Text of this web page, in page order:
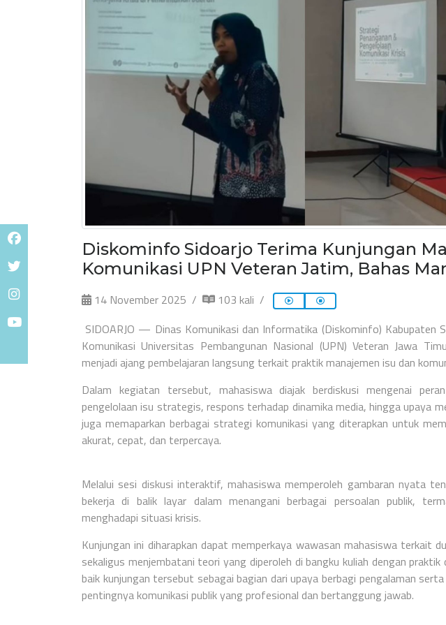
Diskominfo Sidoarjo Terima Kunjungan
Komunikasi UPN Veteran Jatim, Bahas
14 November 2025
103 kali
SIDOARJO — Dinas Komunikasi dan Informatika (Diskominfo) Kabupaten
Komunikasi Universitas Pembangunan Nasional (UPN) Veteran Jawa
menjadi ajang pembelajaran langsung terkait praktik manajemen isu dan
Dalam kegiatan tersebut, mahasiswa diajak berdiskusi mengenai
pengelolaan isu strategis, respons terhadap dinamika media, hingga upaya
juga memaparkan berbagai strategi komunikasi yang diterapkan untuk
akurat, cepat, dan terpercaya.
Melalui sesi diskusi interaktif, mahasiswa memperoleh gambaran nyata
bekerja di balik layar dalam menangani berbagai persoalan publik,
menghadapi situasi krisis.
Kunjungan ini diharapkan dapat memperkaya wawasan mahasiswa terkait
sekaligus menjembatani teori yang diperoleh di bangku kuliah dengan praktik
baik kunjungan tersebut sebagai bagian dari upaya berbagi pengalaman
pentingnya komunikasi publik yang profesional dan bertanggung jawab.